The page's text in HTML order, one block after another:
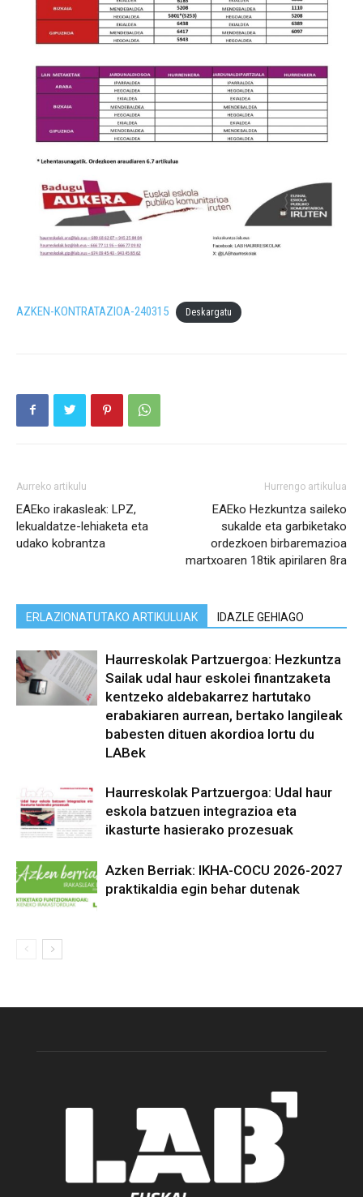
AZKEN-KONTRATAZIOA-240315 Deskargatu
Aurreko artikulu
EAEko irakasleak: LPZ,
lekualdatze-lehiaketa eta
udako kobrantza
Hurrengo artikulua
EAEko Hezkuntza saileko
sukalde eta garbiketako
ordezkoen birbaremazioa
martxoaren 18tik apirilaren 8ra
ERLAZIONATUTAKO ARTIKULUAK IDAZLE GEHIAGO
Haurreskolak Partzuergoa: Hezkuntza
Sailak udal haur eskolei finantzaketa
kentzeko aldebakarrez hartutako
erabakiaren aurrean, bertako langileak
babesten dituen akordioa lortu du
LABek
Haurreskolak Partzuergoa: Udal haur
eskola batzuen integrazioa eta
ikasturte hasierako prozesuak
Azken Berriak: IKHA-COCU 2026-2027
praktikaldia egin behar dutenak